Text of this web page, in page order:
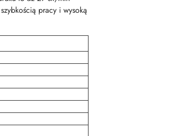
pracy i wysoką